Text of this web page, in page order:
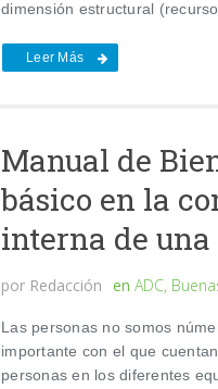
dimensión estructural
Leer Más
Manual de
básico en la
interna de una
por Redacción en ADC,
Las personas no somos
importante con el que
personas en los diferentes